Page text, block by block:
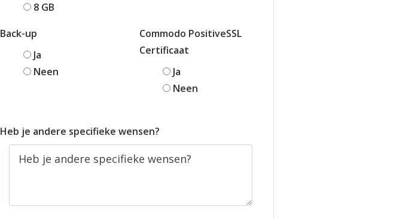
8 GB
Back-up
Ja
Neen
Commodo PositiveSSL
Certificaat
Ja
Neen
Heb je andere specifieke wensen?